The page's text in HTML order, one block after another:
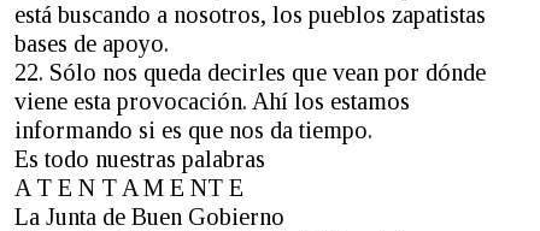
está buscando a nosotros, los pueblos zapatistas
bases de apoyo.
22. Sólo nos queda decirles que vean por dónde
viene esta provocación. Ahí los estamos
informando si es que nos da tiempo.
Es todo nuestras palabras
A T E N T A M E NT E
La Junta de Buen Gobierno